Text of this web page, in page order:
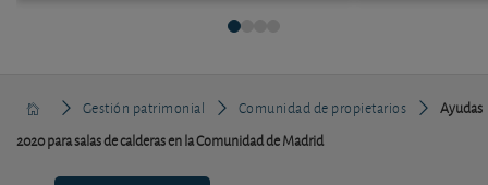
Gestión patrimonial Comunidad de propietarios
Ayudas
2020 para salas de calderas en la Comunidad de Madrid